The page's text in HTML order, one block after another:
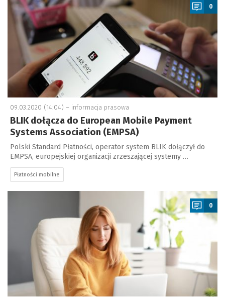
0
09.03.2020 (14:04) – informacja prasowa
BLIK dołącza do European Mobile Payment
Systems Association (EMPSA)
Polski Standard Płatności, operator system BLIK dołączył do
EMPSA, europejskiej organizacji zrzeszającej systemy …
Płatności mobilne
a
0